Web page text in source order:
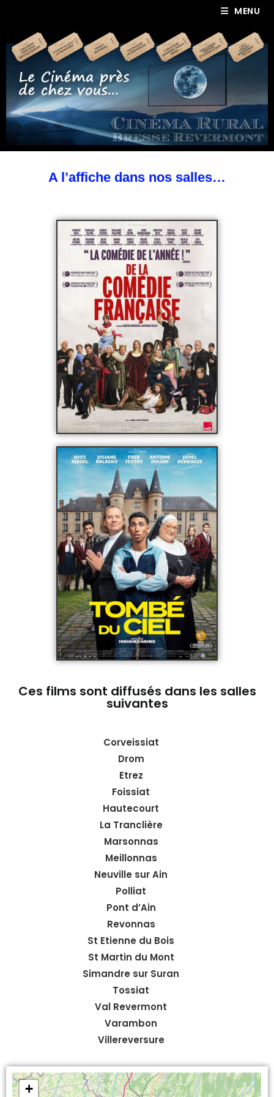
MENU
A l’affiche dans nos salles…
Ces films sont diffusés dans les salles
suivantes
Corveissiat
Drom
Etrez
Foissiat
Hautecourt
La Tranclière
Marsonnas
Meillonnas
Neuville sur Ain
Polliat
Pont d’Ain
Revonnas
St Etienne du Bois
St Martin du Mont
Simandre sur Suran
Tossiat
Val Revermont
Varambon
Villereversure
+